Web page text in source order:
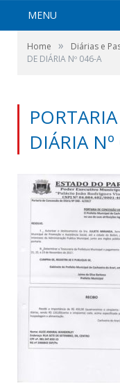
MENU
Home » Diárias e
DE DIÁRIA Nº 046-A
DIÁRIA